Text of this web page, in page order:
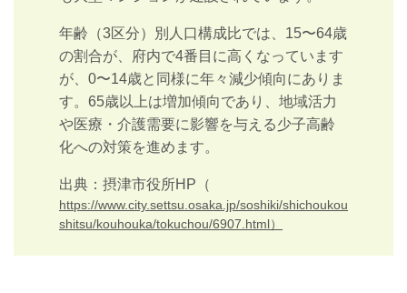
年齢（3区分）別人口構成比では、15〜64歳
の割合が、府内で4番目に高くなっています
が、0〜14歳と同様に年々減少傾向にありま
す。65歳以上は増加傾向であり、地域活力
や医療・介護需要に影響を与える少子高齢
化への対策を進めます。
出典：摂津市役所HP（
https://www.city.settsu.osaka.jp/soshiki/shichoukou
shitsu/kouhouka/tokuchou/6907.html）